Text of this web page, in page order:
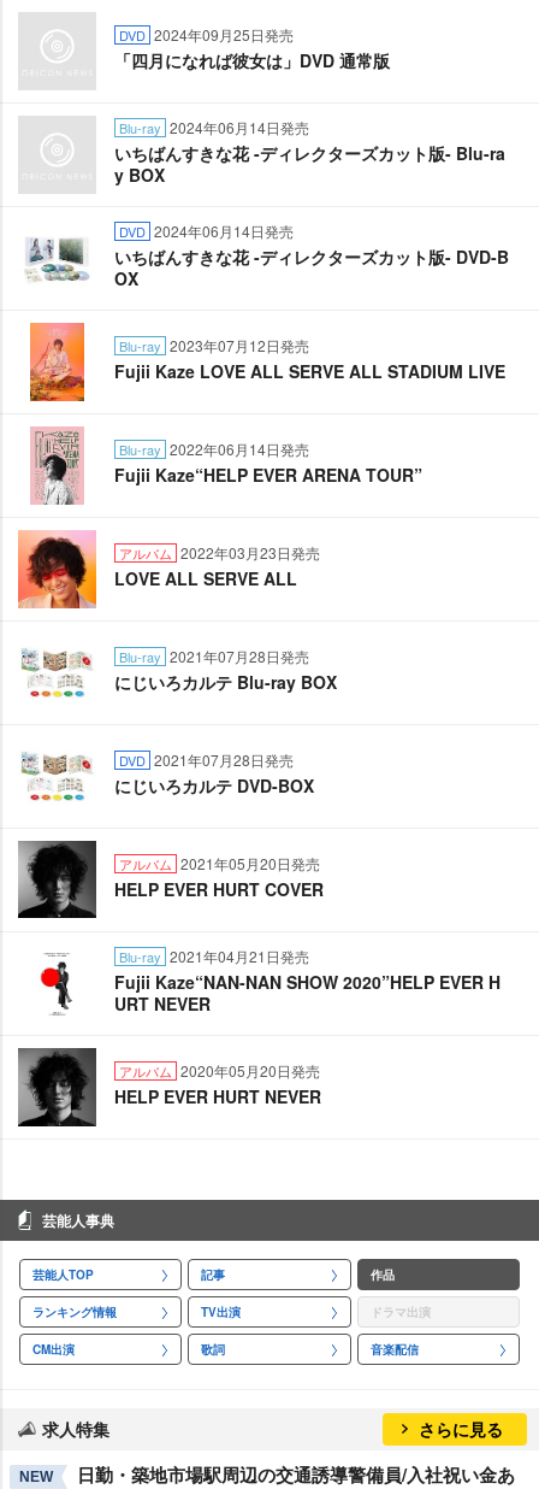
DVD 2024年09月25日発売
「四月になれば彼女は」DVD 通常版
Blu-ray 2024年06月14日発売
いちばんすきな花 -ディレクターズカット版- Blu-ra
y BOX
DVD 2024年06月14日発売
いちばんすきな花 -ディレクターズカット版- DVD-B
OX
Blu-ray 2023年07月12日発売
Fujii Kaze LOVE ALL SERVE ALL STADIUM LIVE
Blu-ray 2022年06月14日発売
Fujii Kaze“HELP EVER ARENA TOUR”
アルバム 2022年03月23日発売
LOVE ALL SERVE ALL
Blu-ray 2021年07月28日発売
にじいろカルテ Blu-ray BOX
DVD 2021年07月28日発売
にじいろカルテ DVD-BOX
アルバム 2021年05月20日発売
HELP EVER HURT COVER
Blu-ray 2021年04月21日発売
Fujii Kaze“NAN-NAN SHOW 2020”HELP EVER H
URT NEVER
アルバム 2020年05月20日発売
HELP EVER HURT NEVER
芸能人事典
芸能人TOP 記事 作品
ランキング情報 TV出演 ドラマ出演
CM出演 歌詞 音楽配信
求人特集 さらに見る
NEW
日勤・築地市場駅周辺の交通誘導警備員/入社祝い金あ